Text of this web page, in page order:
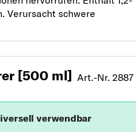
[500 ml] Art.-Nr. 2887
verwendbar